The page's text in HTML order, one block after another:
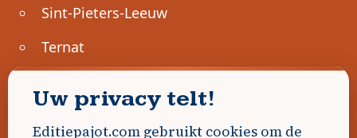
Sint-Pieters-Leeuw
Ternat
Geen advertenties gevonden.
Uw privacy telt!
Editiepajot.com gebruikt cookies om de